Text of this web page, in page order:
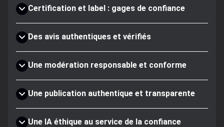
Certification et label : gages de confiance
Des avis authentiques et vérifiés
Une modération responsable et conforme
Une publication authentique et transparente
Une IA éthique au service de la confiance